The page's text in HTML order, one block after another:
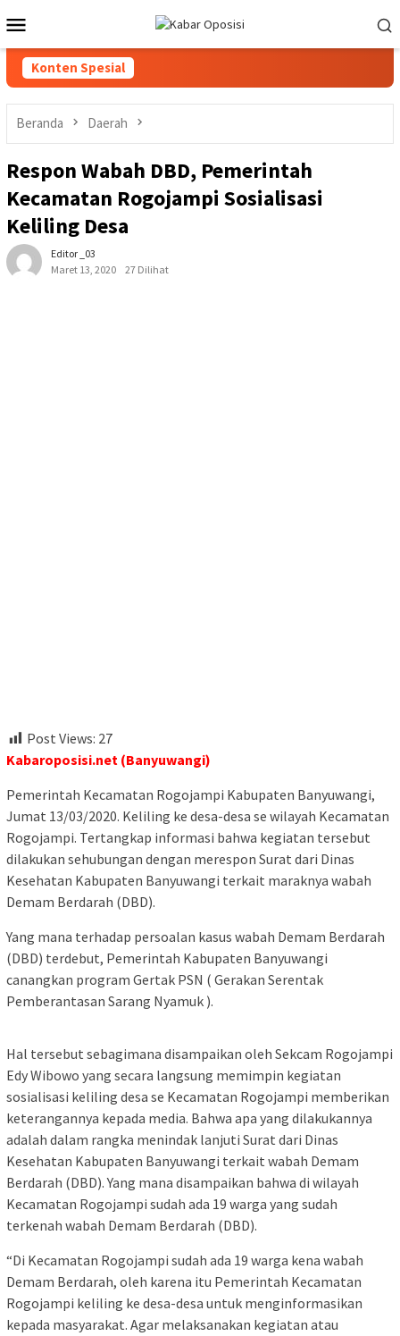
ke
kontenMobile
Konten Spesial
Beranda Daerah
Respon Wabah DBD, Pemerintah
Kecamatan Rogojampi Sosialisasi
Keliling Desa
Editor _03
Maret 13, 2020
27 Dilihat
Post Views: 27
Kabaroposisi.net (Banyuwangi)
Pemerintah Kecamatan Rogojampi Kabupaten Banyuwangi,
Jumat 13/03/2020. Keliling ke desa-desa se wilayah Kecamatan
Rogojampi. Tertangkap informasi bahwa kegiatan tersebut
dilakukan sehubungan dengan merespon Surat dari Dinas
Kesehatan Kabupaten Banyuwangi terkait maraknya wabah
Demam Berdarah (DBD).
Yang mana terhadap persoalan kasus wabah Demam Berdarah
(DBD) terdebut, Pemerintah Kabupaten Banyuwangi
canangkan program Gertak PSN ( Gerakan Serentak
Pemberantasan Sarang Nyamuk ).
Hal tersebut sebagimana disampaikan oleh Sekcam Rogojampi
Edy Wibowo yang secara langsung memimpin kegiatan
sosialisasi keliling desa se Kecamatan Rogojampi memberikan
keterangannya kepada media. Bahwa apa yang dilakukannya
adalah dalam rangka menindak lanjuti Surat dari Dinas
Kesehatan Kabupaten Banyuwangi terkait wabah Demam
Berdarah (DBD). Yang mana disampaikan bahwa di wilayah
Kecamatan Rogojampi sudah ada 19 warga yang sudah
terkenah wabah Demam Berdarah (DBD).
“Di Kecamatan Rogojampi sudah ada 19 warga kena wabah
Demam Berdarah, oleh karena itu Pemerintah Kecamatan
Rogojampi keliling ke desa-desa untuk menginformasikan
kepada masyarakat. Agar melaksanakan kegiatan atau